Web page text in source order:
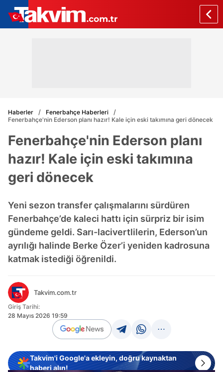
Haberler
Fenerbahçe Haberleri
Fenerbahçe'nin Ederson planı hazır! Kale için eski takımına geri dönecek
Fenerbahçe'nin Ederson planı
hazır! Kale için eski takımına
geri dönecek
Yeni sezon transfer çalışmalarını sürdüren
Fenerbahçe’de kaleci hattı için sürpriz bir isim
gündeme geldi. Sarı-lacivertlilerin, Ederson’un
ayrılığı halinde Berke Özer’i yeniden kadrosuna
katmak istediği öğrenildi.
Takvim.com.tr
Giriş Tarihi:
28 Mayıs 2026 19:59
Takvim'i Google'a ekleyin, doğru kaynaktan
haberi alın!